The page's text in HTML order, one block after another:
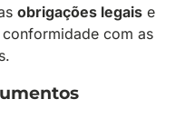
obrigações legais e
com as